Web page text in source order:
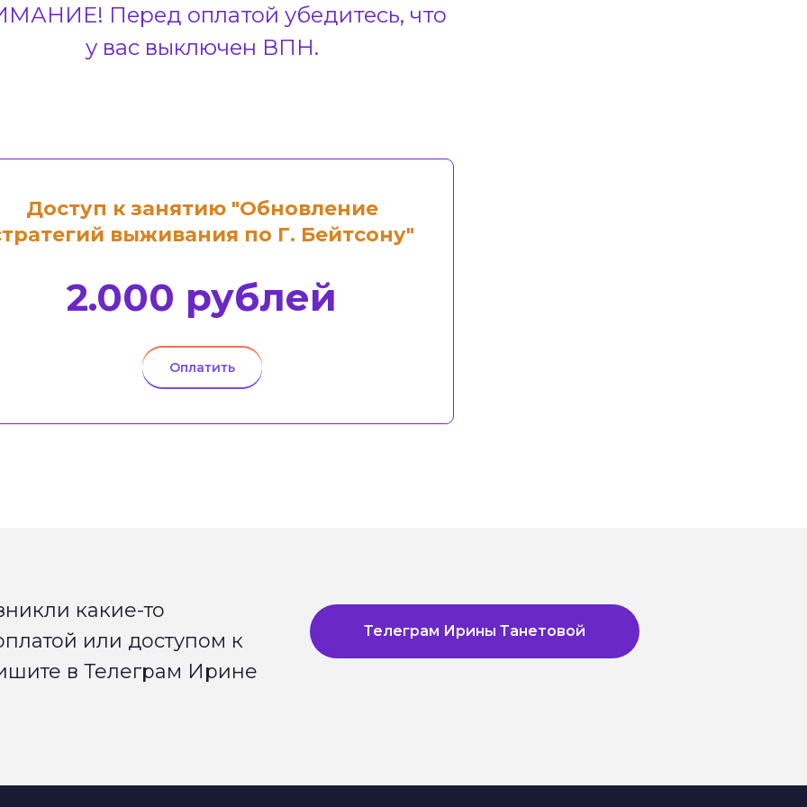
Перед оплатой убедитесь, что
у вас выключен ВПН.
Доступ к занятию "Обновление
выживания по Г. Бейтсону"
2.000 рублей
Оплатить
какие-то
или доступом к
в Телеграм Ирине
Телеграм Ирины Танетовой